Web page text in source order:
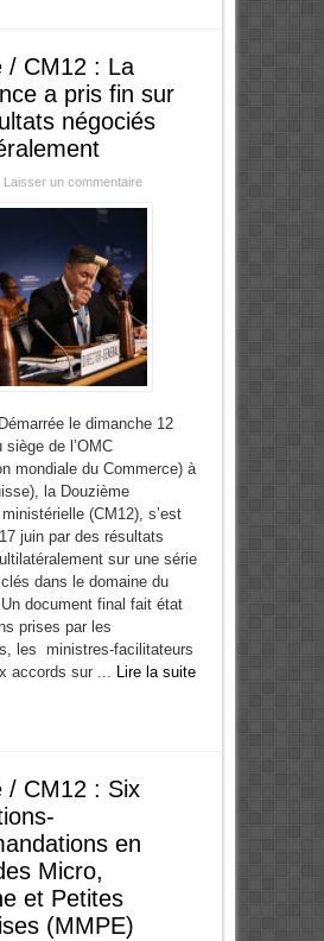
/ CM12 : La
a pris fin sur
négociés
Laisser un commentaire
le dimanche 12
siège de l’OMC
mondiale du Commerce) à
la Douzième
(CM12), s’est
juin par des résultats
sur une série
dans le domaine du
document final fait état
prises par les
les ministres-facilitateurs
accords sur ... Lire la suite
/ CM12 : Six
en
Micro,
et Petites
(MMPE)